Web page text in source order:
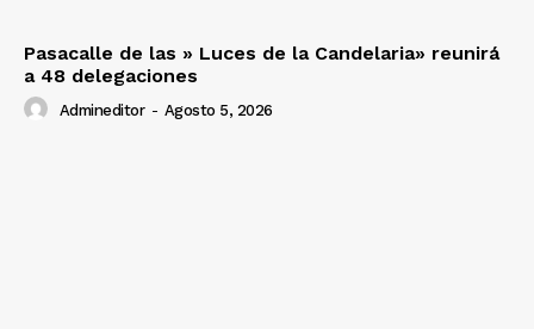
Pasacalle de las » Luces de la Candelaria» reunirá
a 48 delegaciones
Admineditor - Agosto 5, 2026